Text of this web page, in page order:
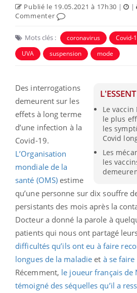
Publié le 19.05.2021 à 17h30 | |
Commenter
Mots clés : coronavirus Covid-
UVA
suspension mode
Le
le plus
les
Covid
Les
les
Des interrogations
demeurent sur les
effets à long terme
d’une infection à la
Covid-19.
L’Organisation
mondiale de la
santé (OMS) estime
qu’une personne sur dix souffre
persistants des mois après la
Docteur a donné la parole à
patients qui nous ont partagé
difficultés qu’ils ont eu à faire
longues de la maladie et à se
Récemment, le joueur français de
témoigné des séquelles qu’il a